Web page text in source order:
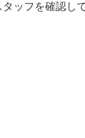
ッフを確認し